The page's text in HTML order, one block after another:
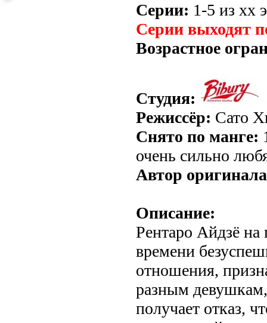
Серии: 1-5 из хх
Серии выходят
Возрастное
Студия:
Режиссёр: Сато
Снято по манге:
очень сильно
Автор
Описание:
Рентаро Айдзё на
времени
отношения,
разным
получает отказ,